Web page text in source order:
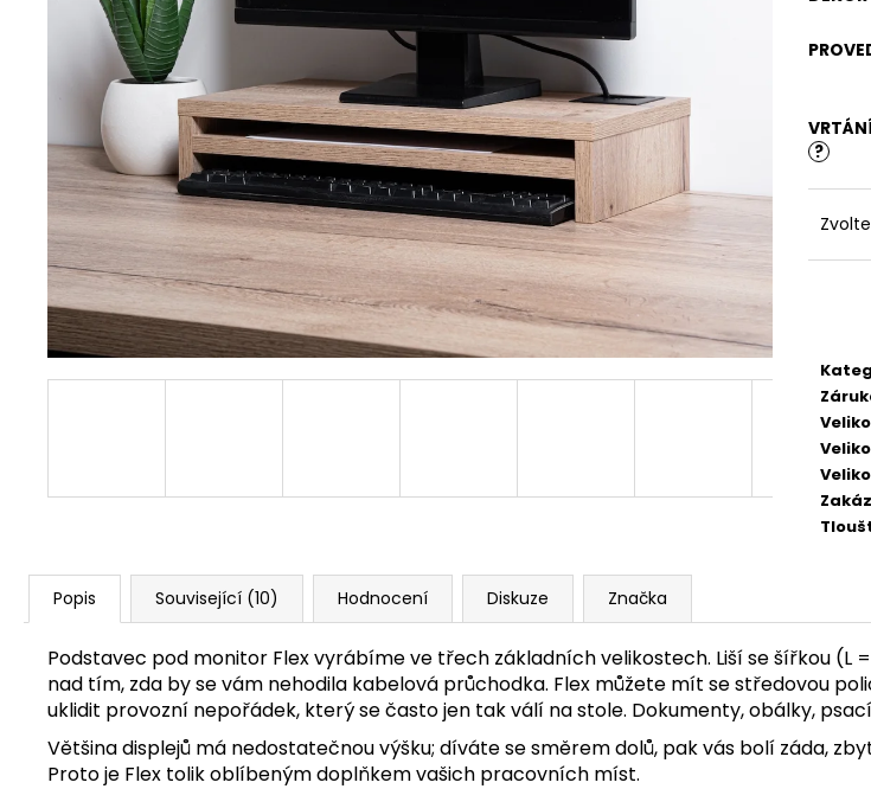
?
Popis Související (10) Hodnocení Diskuze Značka
Podstavec pod monitor Flex vyrábíme ve třech základních velikostech. Liší se šířkou
nad tím, zda by se vám nehodila kabelová průchodka. Flex můžete mít se středovou
uklidit provozní nepořádek, který se často jen tak válí na stole. Dokumenty, obálky,
Většina displejů má nedostatečnou výšku; díváte se směrem dolů, pak vás bolí záda,
Proto je Flex tolik oblíbeným doplňkem vašich pracovních míst.
3 600 Kč
4 380 Kč